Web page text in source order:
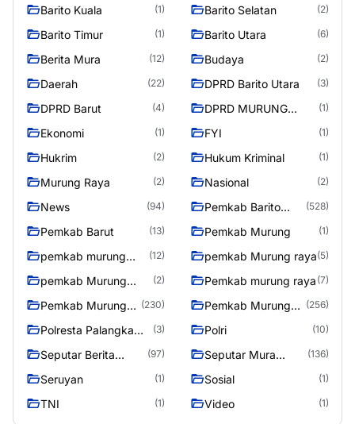
Barito Kuala (1) Barito Selatan (2)
Barito Timur (1) Barito Utara (6)
Berita Mura (12) Budaya (2)
Daerah (22) DPRD Barito Utara (3)
DPRD Barut (4)
DPRD MURUNG
(1)
Ekonomi (1) FYI (1)
Hukrim (2) Hukum Kriminal (1)
Murung Raya (2) Nasional (2)
News (94)
Pemkab Barito
(528)
Pemkab Barut (13) Pemkab Murung (1)
pemkab murung
(12) pemkab Murung raya(5)
pemkab Murung
(2) Pemkab murung raya (7)
Pemkab Murung
(230)
Pemkab Murung
(256)
Polresta Palangka
(3) Polri (10)
Seputar Berita
(97)
Seputar Mura
(136)
Seruyan (1) Sosial (1)
TNI (1) Video (1)